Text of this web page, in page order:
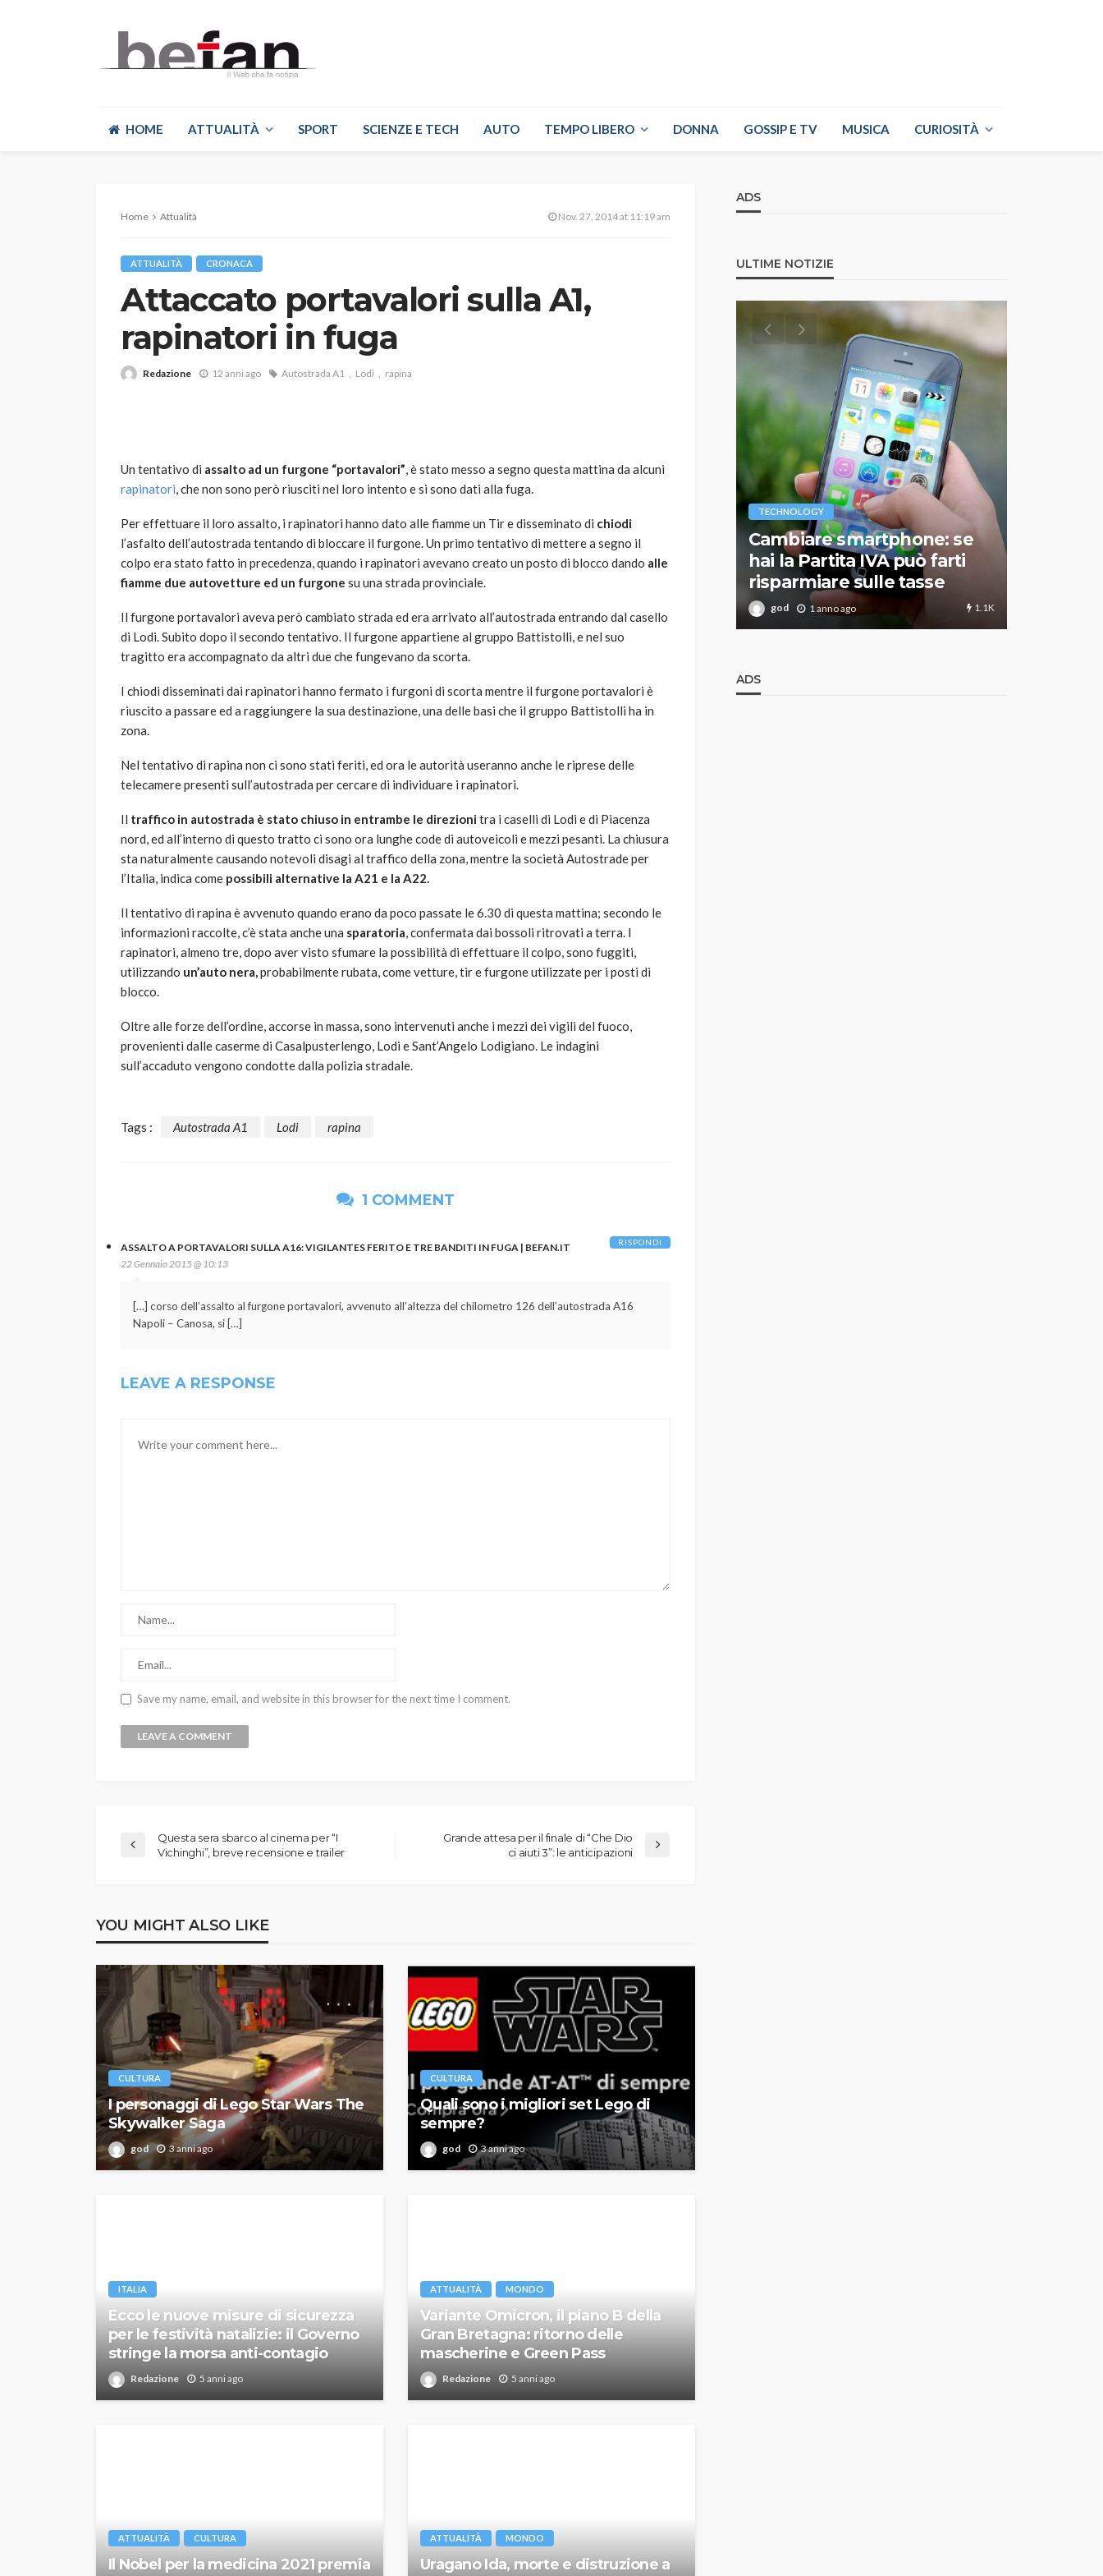
HOME ATTUALITÀ SPORT SCIENZE E TECH AUTO TEMPO LIBERO DONNA GOSSIP E TV MUSICA CURIOSITÀ
Home Attualità Nov. 27, 2014 at 11:19 am
ATTUALITÀ CRONACA
Attaccato portavalori sulla A1,
rapinatori in fuga
Redazione 12 anni ago Autostrada A1 Lodi rapina
Un tentativo di assalto ad un furgone “portavalori”, è stato messo a segno questa mattina da alcuni
rapinatori, che non sono però riusciti nel loro intento e si sono dati alla fuga.
Per effettuare il loro assalto, i rapinatori hanno dato alle fiamme un Tir e disseminato di chiodi
l’asfalto dell’autostrada tentando di bloccare il furgone. Un primo tentativo di mettere a segno il
colpo era stato fatto in precedenza, quando i rapinatori avevano creato un posto di blocco dando alle
fiamme due autovetture ed un furgone su una strada provinciale.
Il furgone portavalori aveva però cambiato strada ed era arrivato all’autostrada entrando dal casello
di Lodi. Subito dopo il secondo tentativo. Il furgone appartiene al gruppo Battistolli, e nel suo
tragitto era accompagnato da altri due che fungevano da scorta.
I chiodi disseminati dai rapinatori hanno fermato i furgoni di scorta mentre il furgone portavalori è
riuscito a passare ed a raggiungere la sua destinazione, una delle basi che il gruppo Battistolli ha in
zona.
Nel tentativo di rapina non ci sono stati feriti, ed ora le autorità useranno anche le riprese delle
telecamere presenti sull’autostrada per cercare di individuare i rapinatori.
Il traffico in autostrada è stato chiuso in entrambe le direzionitra i caselli di Lodi e di Piacenza
nord, ed all’interno di questo tratto ci sono ora lunghe code di autoveicoli e mezzi pesanti. La chiusura
sta naturalmente causando notevoli disagi al traffico della zona, mentre la società Autostrade per
l’Italia, indica come possibili alternative la A21 e la A22.
Il tentativo di rapina è avvenuto quando erano da poco passate le 6.30 di questa mattina; secondo le
informazioni raccolte, c’è stata anche una sparatoria, confermata dai bossoli ritrovati a terra. I
rapinatori, almeno tre, dopo aver visto sfumare la possibilità di effettuare il colpo, sono fuggiti,
utilizzando un’auto nera,probabilmente rubata, come vetture, tir e furgone utilizzate per i posti di
blocco.
Oltre alle forze dell’ordine, accorse in massa, sono intervenuti anche i mezzi dei vigili del fuoco,
provenienti dalle caserme di Casalpusterlengo, Lodi e Sant’Angelo Lodigiano. Le indagini
sull’accaduto vengono condotte dalla polizia stradale.
Tags : Autostrada A1 Lodi rapina
1 COMMENT
ASSALTO A PORTAVALORI SULLA A16: VIGILANTES FERITO E TRE BANDITI IN FUGA | BEFAN.IT
22 Gennaio 2015 @ 10:13
[…] corso dell’assalto al furgone portavalori, avvenuto all’altezza del chilometro 126 dell’autostrada A16
Napoli – Canosa, si […]
RISPONDI
LEAVE A RESPONSE
Save my name, email, and website in this browser for the next time I comment.
Questa sera sbarco al cinema per “I
Vichinghi”, breve recensione e trailer
Grande attesa per il finale di “Che Dio
ci aiuti 3”: le anticipazioni
YOU MIGHT ALSO LIKE
CULTURA
I personaggi di Lego Star Wars The
Skywalker Saga
god 3 anni ago
CULTURA
Quali sono i migliori set Lego di
sempre?
god 3 anni ago
ITALIA
Ecco le nuove misure di sicurezza
per le festività natalizie: il Governo
stringe la morsa anti-contagio
Redazione 5 anni ago
ATTUALITÀ MONDO
Variante Omicron, il piano B della
Gran Bretagna: ritorno delle
mascherine e Green Pass
Redazione 5 anni ago
ATTUALITÀ CULTURA
Il Nobel per la medicina 2021 premia
ATTUALITÀ MONDO
Uragano Ida, morte e distruzione a
ADS
ULTIME NOTIZIE
Robot tagliaerba: quale
scegliere per il tuo prato
AUTO SPORT
MG alle Final 8 di Coppa
Davis: tennis mondiale e
passione per
l’automobilismo
abbracciano la stessa causa
TECHNOLOGY
Cambiare smartphone: se
hai la Partita IVA può farti
risparmiare sulle tasse
god 1 anno ago 1.1K
ADS